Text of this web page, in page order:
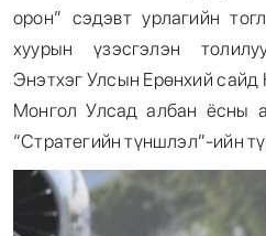
орон” сэдэвт урлагийн
хуурын үзэсгэлэн
Энэтхэг Улсын Ерөнхий
Монгол Улсад албан ёсны
“Стратегийн түншлэл”-ийн